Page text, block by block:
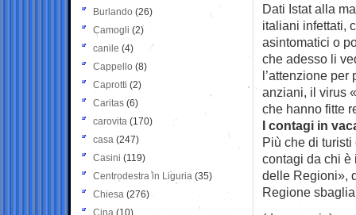
Dati Istat alla
italiani infettati,
asintomatici o
che adesso li
l’attenzione
anziani, il virus
che hanno fitte
I contagi in
Più che di
contagi da chi è
delle Regioni»,
Regione
Burlando (26)
Camogli (2)
canile (4)
Cappello (8)
Caprotti (2)
Caritas (6)
carovita (170)
casa (247)
Casini (119)
Centrodestra in Liguria (35)
Chiesa (276)
Cina (10)